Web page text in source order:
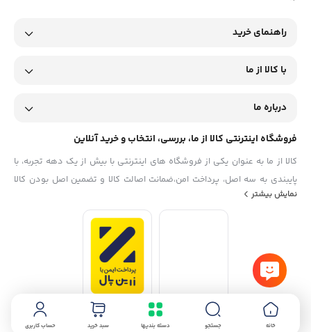
خانه جستجو دسته بندیها سبد خرید حساب کاربری
راهنمای خرید
با کالا از ما
درباره ما
فروشگاه اینترنتی کالا از ما، بررسی، انتخاب و خرید آنلاین
کالا از ما به عنوان یکی از فروشگاه های اینترنتی با بیش از یک دهه تجربه، با
پایبندی به سه اصل، پرداخت امن،ضمانت اصالت کالا و تضمین اصل‌ بودن کالا
موفق شده تا همگام با فروشگاه‌های معتبر جهان، به بزرگ‌ترین فروشگاه
اینترنتی ایران تبدیل شود. به محض ورود به سایت کالا از ما با دنیایی از کالا رو
به رو می‌شوید! هر آنچه که نیاز دارید و به ذهن شما خطور می‌کند در اینجا پیدا
خواهید کرد.
نمایش بیشتر
استفاده از مطالب فروشگاه اینترنتی کالا از ما فقط برای مقاصد غیرتجاری و با